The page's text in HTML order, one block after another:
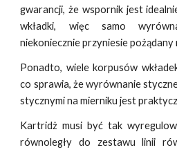
gwarancji, że wspornik jest
wkładki, więc samo
niekoniecznie przyniesie
Ponadto, wiele korpusów
co sprawia, że wyrównanie
stycznymi na mierniku jest
Kartridż musi być tak
równoległy do zestawu linii